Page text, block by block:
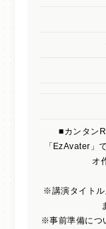
■カンタン
「EzAvater」
オ
※講演タイトル
※事前準備につ